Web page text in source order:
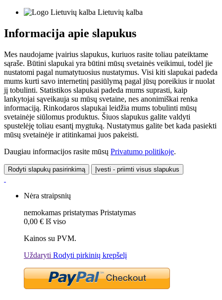
Lietuvių kalba
Informacija apie slapukus
Mes naudojame įvairius slapukus, kuriuos rasite toliau pateiktame
sąraše. Būtini slapukai yra būtini mūsų svetainės veikimui, todėl jie
nustatomi pagal numatytuosius nustatymus. Visi kiti slapukai padeda
mums kurti savo internetinį pasiūlymą pagal jūsų poreikius ir nuolat
jį tobulinti. Statistikos slapukai padeda mums suprasti, kaip
lankytojai sąveikauja su mūsų svetaine, nes anonimiškai renka
informaciją. Rinkodaros slapukai leidžia mums tobulinti mūsų
svetainėje siūlomus produktus. Šiuos slapukus galite valdyti
spustelėję toliau esantį mygtuką. Nustatymus galite bet kada pasiekti
mūsų svetainėje ir atitinkamai juos pakeisti.
Daugiau informacijos rasite mūsų Privatumo politikoje.
Rodyti slapukų pasirinkimą Įvesti - priimti visus slapukus
Nėra straipsnių
nemokamas pristatymas Pristatymas
0,00 € Iš viso
Kainos su PVM.
Uždaryti Rodyti pirkinių krepšelį